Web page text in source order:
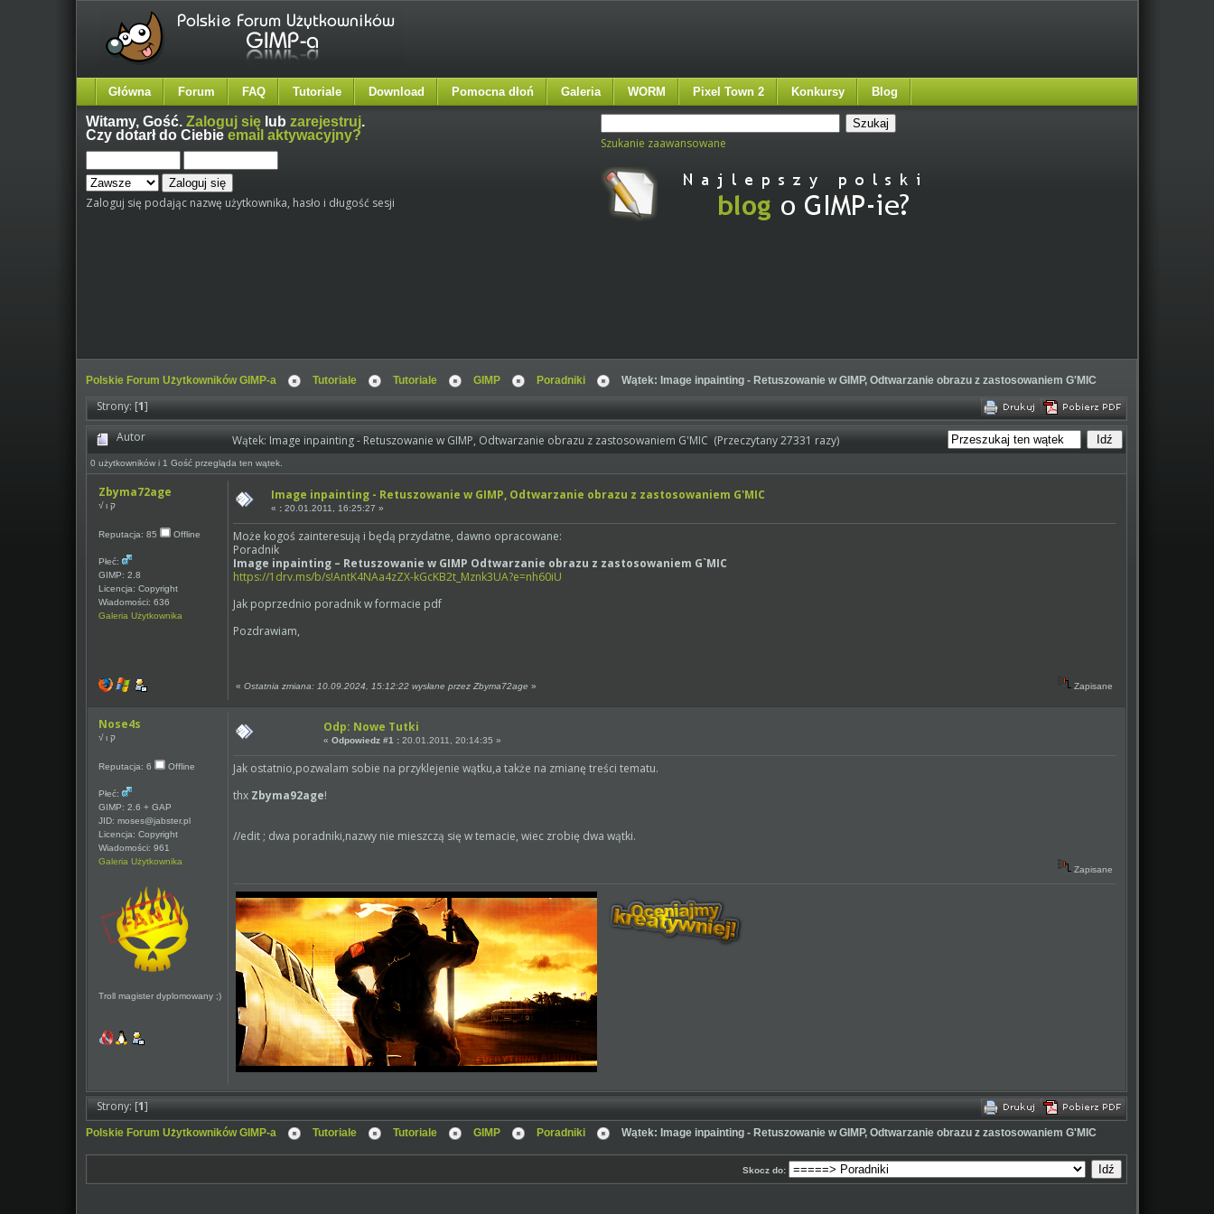
Główna Forum FAQ Tutoriale Download Pomocna dłoń Galeria WORM Pixel Town 2 Konkursy Blog
Witamy,Gość.Zaloguj się lubzarejestruj.
Czy dotarł do Ciebieemail aktywacyjny?
Zaloguj się podając nazwę użytkownika, hasło i długość sesji
Szukanie zaawansowane
Polskie Forum Użytkowników GIMP-a Tutoriale Tutoriale GIMP Poradniki Wątek: Image inpainting - Retuszowanie w GIMP, Odtwarzanie obrazu z zastosowaniem G'MIC
Strony: [1]
Autor
Wątek: Image inpainting - Retuszowanie w GIMP, Odtwarzanie obrazu z zastosowaniem G'MIC (Przeczytany 27331 razy)
0 użytkowników i 1 Gość przegląda ten wątek.
Zbyma72age
√ ι ק
Reputacja: 85 Offline
Płeć:
GIMP: 2.8
Licencja: Copyright
Wiadomości: 636
Galeria Użytkownika
Image inpainting - Retuszowanie w GIMP, Odtwarzanie obrazu z zastosowaniem G'MIC
« :20.01.2011, 16:25:27 »
Może kogoś zainteresują i będą przydatne, dawno opracowane:
Poradnik
Image inpainting – Retuszowanie w GIMP Odtwarzanie obrazu z zastosowaniem G`MIC
https://1drv.ms/b/s!AntK4NAa4zZX-kGcKB2t_Mznk3UA?e=nh60iU
Jak poprzednio poradnik w formacie pdf
Pozdrawiam,
« Ostatnia zmiana: 10.09.2024, 15:12:22 wysłane przez Zbyma72age » Zapisane
Nose4s
√ ι ק
Reputacja: 6 Offline
Płeć:
GIMP: 2.6 + GAP
JID: moses@jabster.pl
Licencja: Copyright
Wiadomości: 961
Galeria Użytkownika
Troll magister dyplomowany ;)
Odp: Nowe Tutki
« Odpowiedz #1 :20.01.2011, 20:14:35 »
Jak ostatnio,pozwalam sobie na przyklejenie wątku,a także na zmianę treści tematu.
thx Zbyma92age!
//edit ; dwa poradniki,nazwy nie mieszczą się w temacie, wiec zrobię dwa wątki.
Zapisane
Strony: [1]
Polskie Forum Użytkowników GIMP-a Tutoriale Tutoriale GIMP Poradniki Wątek: Image inpainting - Retuszowanie w GIMP, Odtwarzanie obrazu z zastosowaniem G'MIC
Skocz do: